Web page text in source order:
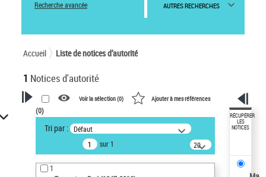
Recherche avancée AUTRES RECHERCHES
Accueil Liste de notices d’autorité
1 Notices d'autorité
VOTRE RECHERCHE
Recherche avancée dans les
notices d’autorité
Œuvres liées à l'auteur :
Temperton, Rod (1947-2016)
Voir la sélection (0) Ajouter à mes références
(0)
Tri par : Défaut
sur 1
20
résultats/page
1
RÉCUPÉRER
LES
NOTICES